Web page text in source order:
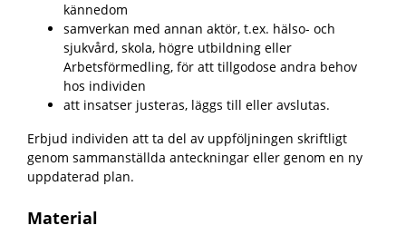
kännedom
samverkan med annan aktör, t.ex. hälso- och
sjukvård, skola, högre utbildning eller
Arbetsförmedling, för att tillgodose andra behov
hos individen
att insatser justeras, läggs till eller avslutas.
Erbjud individen att ta del av uppföljningen skriftligt
genom sammanställda anteckningar eller genom en ny
uppdaterad plan.
Material